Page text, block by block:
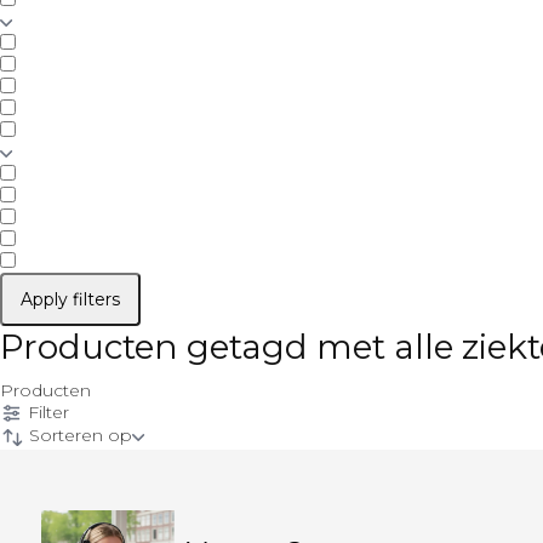
Apply filters
Producten getagd met alle
Producten
Filter
Sorteren op